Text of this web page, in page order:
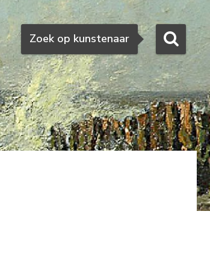
Zoeken
Zoek op kunstenaar